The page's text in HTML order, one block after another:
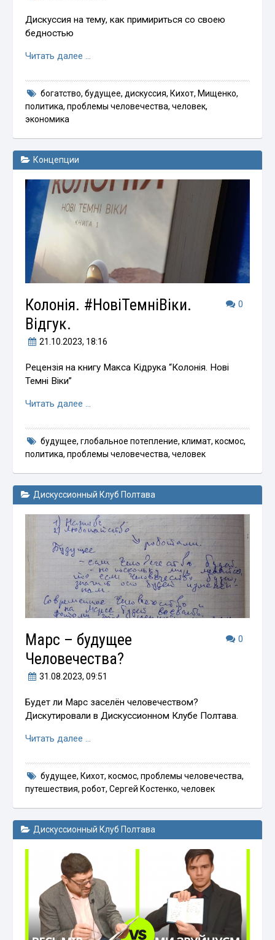
Дискуссия на тему, как примириться со своею
бедностью
Читать далее …
богатство, будущее, дискуссия, Кихот, Мищенко,
политика,проблемы человечества,человек,
экономика
Концепции
0
Колонія. #НовіТемніВіки.
Відгук.
21.10.2023, 18:16
Рецензія на книгу Макса Кідрука “Колонія. Нові
Темні Віки”
Читать далее …
будущее, глобальное потепление, климат, космос,
политика,проблемы человечества,человек
Дискуссионный Клуб Полтава
0
Марс – будущее
Человечества?
31.08.2023, 09:51
Будет ли Марс заселён человечеством?
Дискутировали в Дискуссионном Клубе Полтава.
Читать далее …
будущее, Кихот, космос, проблемы человечества,
путешествия,робот,Сергей Костенко,человек
Дискуссионный Клуб Полтава